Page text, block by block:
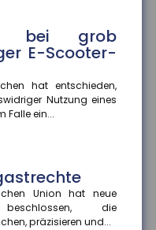
bei grob
E-Scooter-
hat entschieden,
Nutzung eines
Falle ein...
Union hat neue
beschlossen, die
präzisieren und...
an einem digitalen
den Ferien
die Chance,
zu tanken. Doch statt